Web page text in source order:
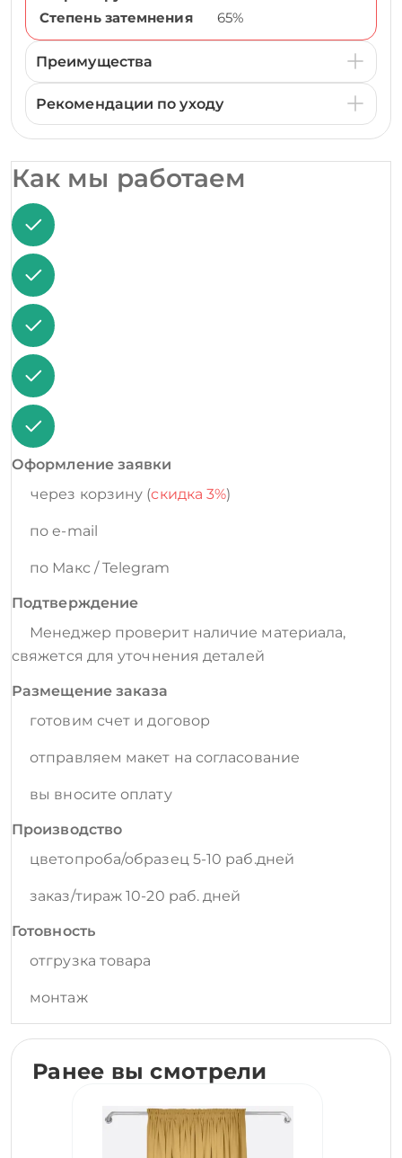
Степень затемнения
65%
Преимущества
Рекомендации по уходу
Как мы работаем
Оформление заявки
через корзину (скидка 3%)
по e-mail
по Макс / Telegram
Подтверждение
Менеджер проверит наличие материала,
свяжется для уточнения деталей
Размещение заказа
готовим счет и договор
отправляем макет на согласование
вы вносите оплату
Производство
цветопроба/образец 5-10 раб.дней
заказ/тираж 10-20 раб. дней
Готовность
отгрузка товара
монтаж
Ранее вы смотрели